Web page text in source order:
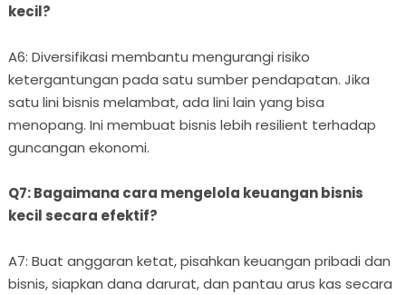
kecil?
A6: Diversifikasi membantu mengurangi risiko
ketergantungan pada satu sumber pendapatan. Jika
satu lini bisnis melambat, ada lini lain yang bisa
menopang. Ini membuat bisnis lebih resilient terhadap
guncangan ekonomi.
Q7: Bagaimana cara mengelola keuangan bisnis
kecil secara efektif?
A7: Buat anggaran ketat, pisahkan keuangan pribadi dan
bisnis, siapkan dana darurat, dan pantau arus kas secara